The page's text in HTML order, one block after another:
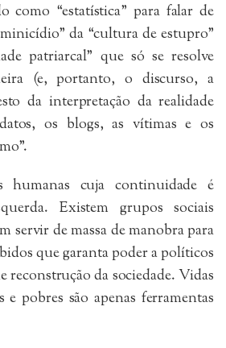
como “estatística” para falar de
da “cultura de estupro”
patriarcal” que só se resolve
(e, portanto, o discurso, a
da interpretação da realidade
os blogs, as vítimas e os
humanas cuja continuidade é
Existem grupos sociais
servir de massa de manobra para
que garanta poder a políticos
reconstrução da sociedade. Vidas
e pobres são apenas ferramentas